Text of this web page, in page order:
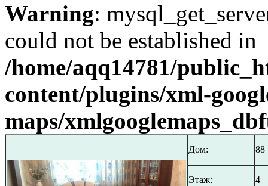
Warning:
could not be established in
/home/aqq14781/
content/plugins/xml-
maps/
Дом: 88
Этаж: 4